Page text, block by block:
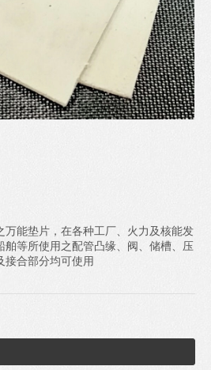
万能垫片，在各种工厂、火力及核能发
舶等所使用之配管凸缘、阀、储槽、压
接合部分均可使用